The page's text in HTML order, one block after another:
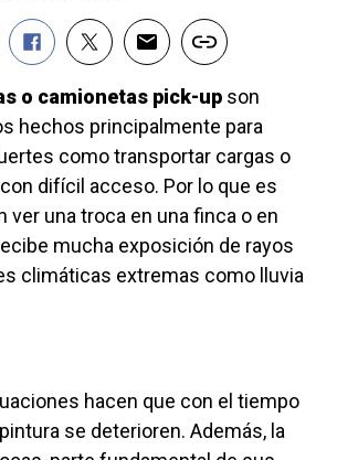
o camionetas pick-up son
hechos principalmente para
como transportar cargas o
con difícil acceso. Por lo que es
ver una troca en una finca o en
mucha exposición de rayos
climáticas extremas como lluvia
hacen que con el tiempo
se deterioren. Además, la